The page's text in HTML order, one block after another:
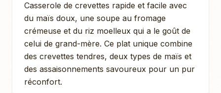
Casserole de crevettes rapide et facile avec
du maïs doux, une soupe au fromage
crémeuse et du riz moelleux qui a le goût de
celui de grand-mère. Ce plat unique combine
des crevettes tendres, deux types de maïs et
des assaisonnements savoureux pour un pur
réconfort.